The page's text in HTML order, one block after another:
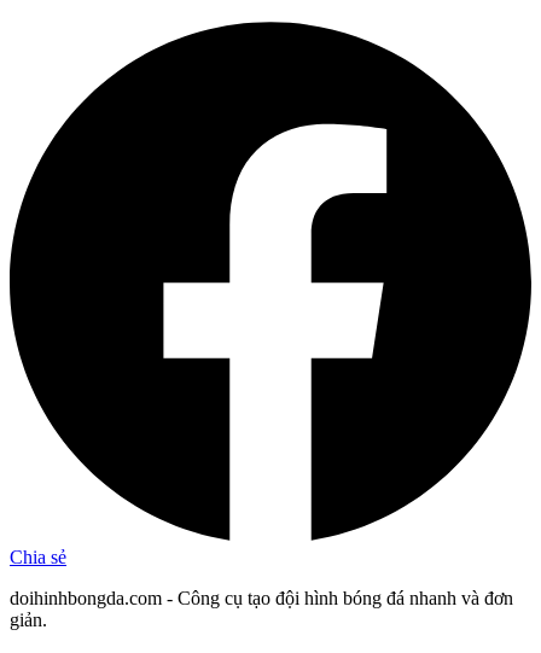
Chia sẻ
doihinhbongda.com - Công cụ tạo đội hình bóng đá nhanh và đơn
giản.